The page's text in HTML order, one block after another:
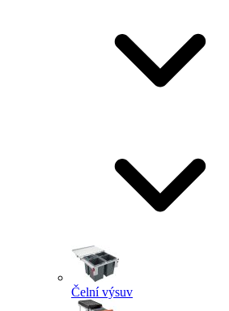
Čelní výsuv